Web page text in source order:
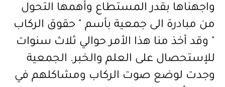
واجهناها بقدر المستطاع وأهمها التحول
من مبادرة الى جمعية بأسم " حقوق الركاب
" وقد أخذ منا هذا الأمر حوالي ثلاث سنوات
للإستحصال على العلم والخبر. الجمعية
وجدت لوضع صوت الركاب ومشاكلهم في